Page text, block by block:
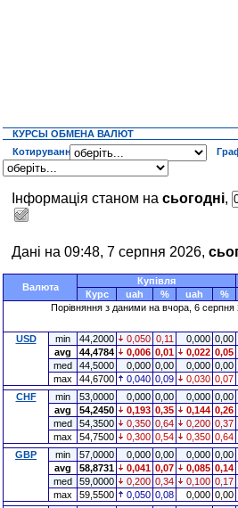
КУРСЫ ОБМЕНА ВАЛЮТ
Котирування
Інформація станом насьогодні,
Дані на 09:48, 7 серпня 2026,
Валюта
Купівля
Курс
uah % uah %
Порівняння з даними на вчора , 6
USD min 44,2000 0,050 0,11 0,000 0,00
avg
44,4784 0,006 0,01 0,022 0,05
med
44,5000 0,000 0,00 0,000 0,00
max
44,6700 0,040 0,09 0,030 0,07
CHF
min 53,0000 0,000 0,00 0,000 0,00
avg
54,2450 0,193 0,35 0,144 0,26
med
54,3500 0,350 0,64 0,200 0,37
max
54,7500 0,300 0,54 0,350 0,64
GBP
min 57,0000 0,000 0,00 0,000 0,00
avg
58,8731 0,041 0,07 0,085 0,14
med
59,0000 0,200 0,34 0,100 0,17
max
59,5500 0,050 0,08 0,000 0,00